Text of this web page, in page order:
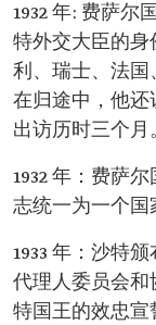
1932 年: 费萨尔
特外交大臣的
利、瑞士、法国
在归途中，他还
出访历时三个月
1932 年：费萨
志统一为一个国
1933 年：沙特
代理人委员会
特国王的效忠